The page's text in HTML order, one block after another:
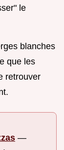
le
blanches
que les
retrouver
—